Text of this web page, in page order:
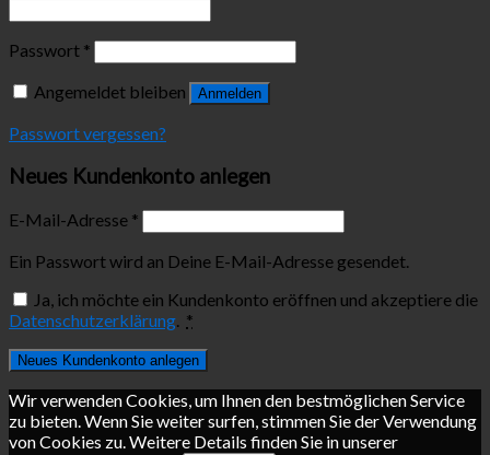
Passwort *
Angemeldet bleiben
Anmelden
Passwort vergessen?
Neues Kundenkonto anlegen
E-Mail-Adresse *
Ein Passwort wird an Deine E-Mail-Adresse gesendet.
Ja, ich möchte ein Kundenkonto eröffnen und akzeptiere die
Datenschutzerklärung *
Neues Kundenkonto anlegen
Wir verwenden Cookies, um Ihnen den bestmöglichen Service
zu bieten. Wenn Sie weiter surfen, stimmen Sie der Verwendung
von Cookies zu. Weitere Details finden Sie in unserer